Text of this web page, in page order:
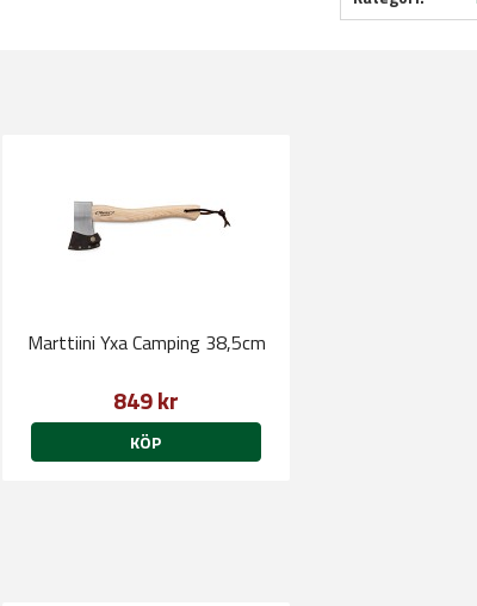
Marttiini Yxa Camping 38,5cm
849 kr
KÖP